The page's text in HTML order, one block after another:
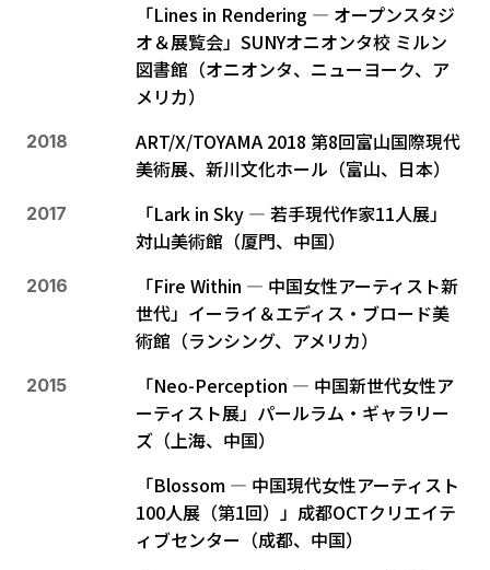
「Lines in Rendering ― オープンスタジ
オ＆展覧会」SUNYオニオンタ校 ミルン
図書館（オニオンタ、ニューヨーク、ア
メリカ）
2018
ART/X/TOYAMA 2018 第8回富山国際現代
美術展、新川文化ホール（富山、日本）
2017
「Lark in Sky ― 若手現代作家11人展」
対山美術館（厦門、中国）
2016
「Fire Within ― 中国女性アーティスト新
世代」イーライ＆エディス・ブロード美
術館（ランシング、アメリカ）
2015
「Neo-Perception ― 中国新世代女性ア
ーティスト展」パールラム・ギャラリー
ズ（上海、中国）
「Blossom ― 中国現代女性アーティスト
100人展（第1回）」成都OCTクリエイテ
ィブセンター（成都、中国）